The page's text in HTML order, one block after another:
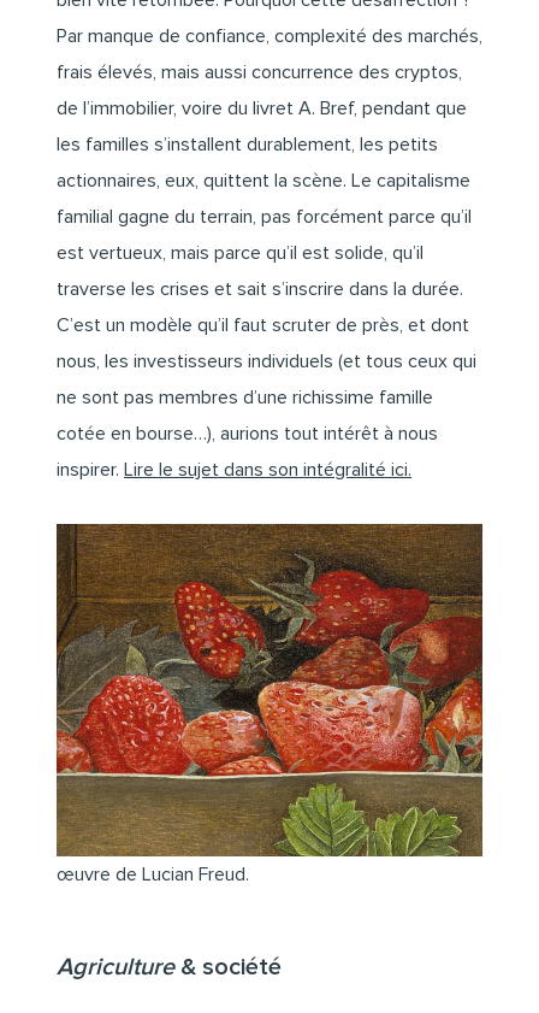
Par manque de confiance, complexité des marchés,
frais élevés, mais aussi concurrence des cryptos,
de l’immobilier, voire du livret A. Bref, pendant que
les familles s’installent durablement, les petits
actionnaires, eux, quittent la scène. Le capitalisme
familial gagne du terrain, pas forcément parce qu’il
est vertueux, mais parce qu’il est solide, qu’il
traverse les crises et sait s’inscrire dans la durée.
C’est un modèle qu’il faut scruter de près, et dont
nous, les investisseurs individuels (et tous ceux qui
ne sont pas membres d’une richissime famille
cotée en bourse…), aurions tout intérêt à nous
inspirer. Lire le sujet dans son intégralité ici.
œuvre de Lucian Freud.
Agriculture& société